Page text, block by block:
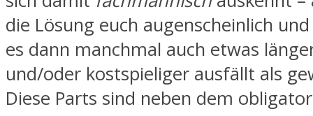
die Lösung euch augenscheinlich
es dann manchmal auch etwas
und/oder kostspieliger ausfällt als
Diese Parts sind neben dem